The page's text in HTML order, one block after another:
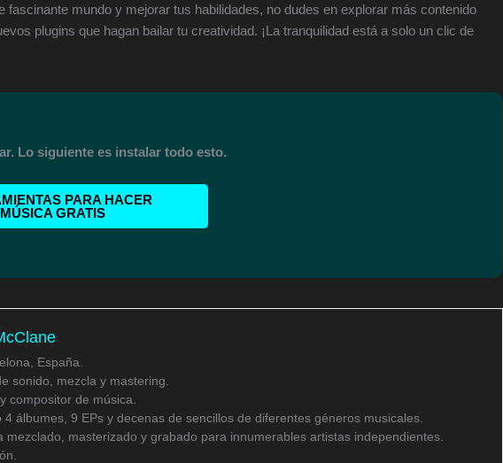
fascinante mundo y mejorar tus habilidades, no dudes en explorar más contenido
plugins que hagan bailar tu creatividad. ¡La tranquilidad está a solo un clic de
Lo siguiente es instalar todo esto.
PARA HACER
MÚSICA GRATIS
España.
sonido, mezcla y mastering.
compositor de música.
4 álbumes, 9 EPs y decenas de sencillos de diferentes géneros musicales.
mezclado, masterizado y grabado para innumerables artistas independientes.